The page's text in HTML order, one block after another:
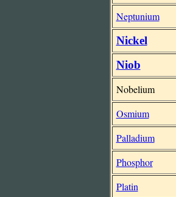
Neptunium
Nickel
Niob
Nobelium
Osmium
Palladium
Phosphor
Platin